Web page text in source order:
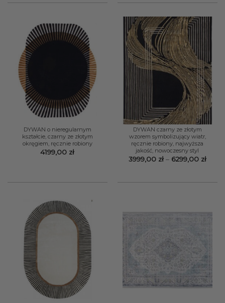
DYWAN o nieregularnym
kształcie, czarny ze złotym
okręgiem, ręcznie robiony
4199,00 zł
DYWAN czarny ze złotym
wzorem symbolizujący wiatr,
ręcznie robiony, najwyższa
jakość, nowoczesny styl
3999,00 zł – 6299,00 zł
do